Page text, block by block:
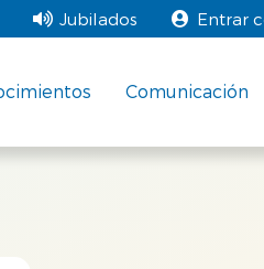
Jubilados Entrar
Comunicación